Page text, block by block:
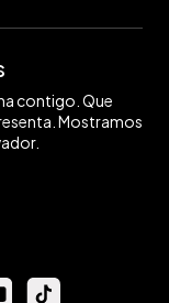
contigo. Que
Mostramos